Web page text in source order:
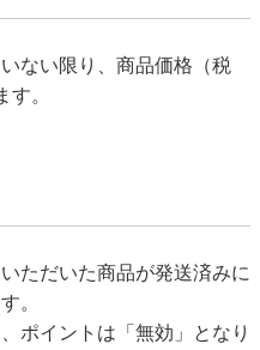
ない限り、商品価格（税
。
ただいた商品が発送済みに
。
ポイントは「無効」となり